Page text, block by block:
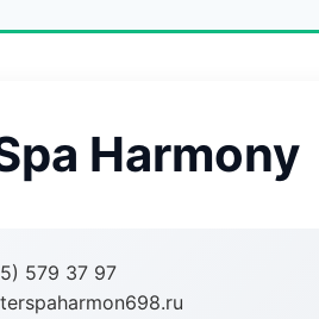
Harmony
579 37 97